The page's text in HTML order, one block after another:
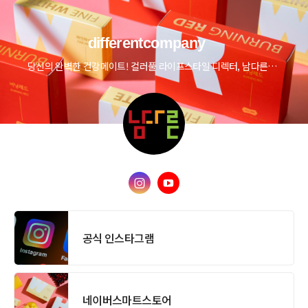
differentcompany
당신의 완벽한 건강메이트! 컬러풀 라이프스타일 디렉터, 남다른컴퍼니!
공식 인스타그램
네이버스마트스토어